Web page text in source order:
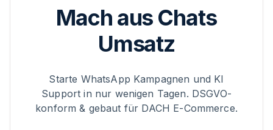
Mach aus Chats
Umsatz
Starte WhatsApp Kampagnen und KI
Support in nur wenigen Tagen. DSGVO-
konform & gebaut für DACH E-Commerce.